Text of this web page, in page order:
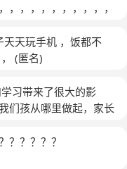
，，，，，，，，，，
天玩手机 ，饭都不
(匿名)
习带来了很大的影
们孩从哪里做起，家长
？？？？？